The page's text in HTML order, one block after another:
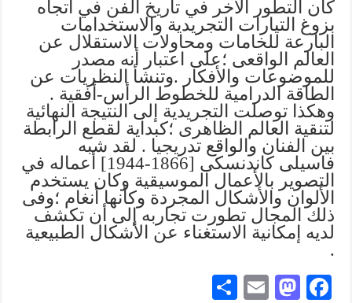
كان التطور الآخر في تاريخ الفن في اتجاه
بزوغ التيارات التجريدية والاستخدامات
البارعة للخامات ومحاولات الاستقلال عن
العالم الواقعى ؛على اعتبار أنه مصدر
للموضوعات والأفكار .وتنشأ النظريات عن
الطاقة الدرامية للخطوط الرأس-أفقية .
وهكذا توصلت التجريدية إلى النتيجة النهائية
لتنقية العالم الظاهرى ؛كبداية لقطع الرابطة
بين الفنان والواقع تدريجيا . لقد شبه
فاسيلى كاندنسكى [1866-1944] أعماله في
التصوير بالأعمال الموسيقية وكان يستخدم
الألوان والأشكال المجردة وكأنها أنغام ؛وفى
ذلك المجال تطورت تجاربه إلى أن تكشف
لديه إمكانية الاستغناء عن الأشكال الطبيعية
.
Fa
M
E